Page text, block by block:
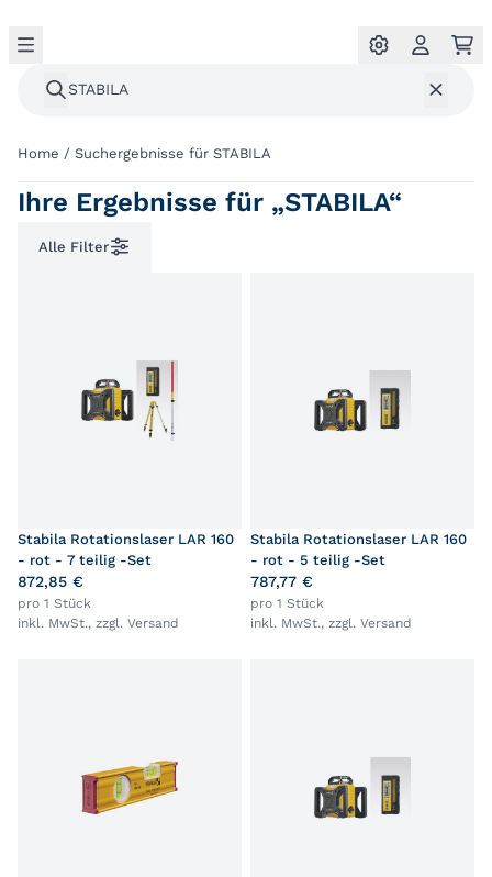
Home / Suchergebnisse für STABILA
Ihre Ergebnisse für „STABILA“
Alle Filter
Stabila Rotationslaser LAR 160
- rot - 7 teilig -Set
872,85 €
pro 1 Stück
inkl. MwSt., zzgl. Versand
Stabila Rotationslaser LAR 160
- rot - 5 teilig -Set
787,77 €
pro 1 Stück
inkl. MwSt., zzgl. Versand